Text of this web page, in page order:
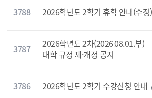
3788 2026학년도 2학기 휴학 안내(수정)
3787
2026학년도 2차(2026.08.01.부)
대학 규정 제·개정 공지
3786 2026학년도 2학기 수강신청 안내